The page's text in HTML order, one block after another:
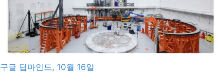
구글 딥마인드, 10월 16일